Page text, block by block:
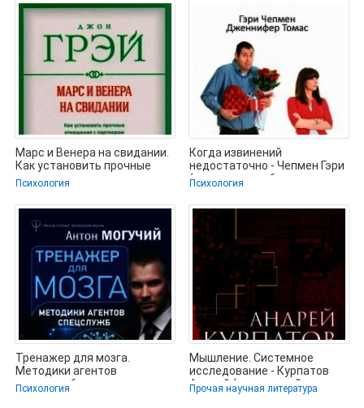
Марс и Венера на свидании.
Как установить прочные
отношения с партнером -
Психология
Когда извинений
недостаточно - Чепмен Гэри
(читаем книги бесплатно
Психология
Тренажер для мозга.
Методики агентов
спецслужб – развитие
Психология
Мышление. Системное
исследование - Курпатов
Андрей (книги онлайн
бесплатно
Прочая научная литература